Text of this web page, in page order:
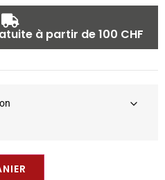
à partir de 100 CHF